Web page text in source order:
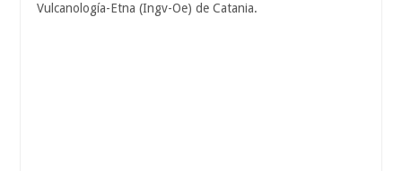
Vulcanología-Etna (Ingv-Oe) de Catania.